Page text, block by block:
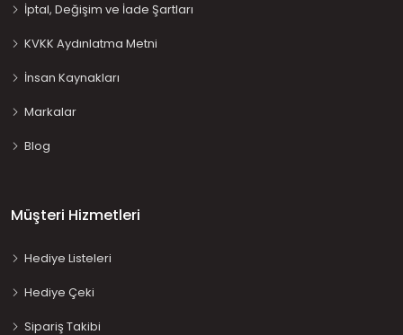
İptal, Değişim ve İade Şartları
KVKK Aydınlatma Metni
İnsan Kaynakları
Markalar
Blog
Müşteri Hizmetleri
Hediye Listeleri
Hediye Çeki
Sipariş Takibi